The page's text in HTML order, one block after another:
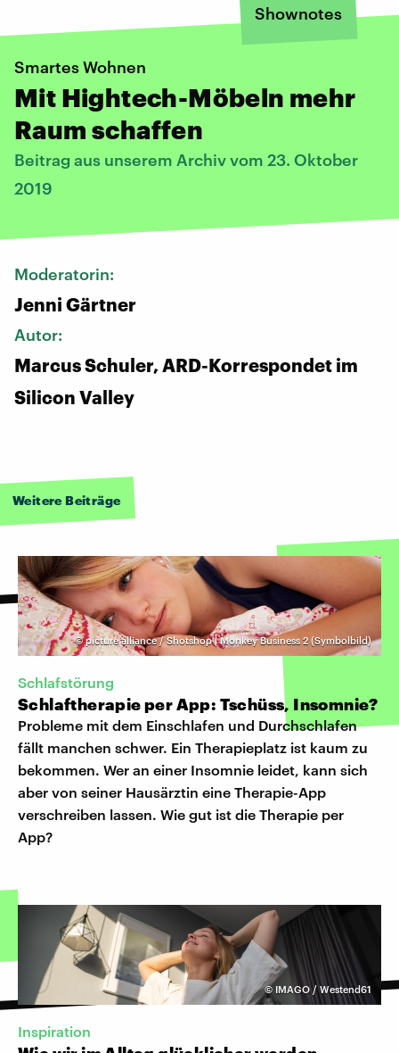
Shownotes
Smartes Wohnen
Mit Hightech-Möbeln mehr
Raum schaffen
Beitrag aus unserem Archiv vom 23. Oktober
2019
Moderatorin:
Jenni Gärtner
Autor:
Marcus Schuler, ARD-Korrespondet im
Silicon Valley
Weitere Beiträge
©picture alliance / Shotshop | Monkey Business 2 (Symbolbild)
Schlafstörung
Schlaftherapie per App: Tschüss, Insomnie?
Probleme mit dem Einschlafen und Durchschlafen
fällt manchen schwer. Ein Therapieplatz ist kaum zu
bekommen. Wer an einer Insomnie leidet, kann sich
aber von seiner Hausärztin eine Therapie-App
verschreiben lassen. Wie gut ist die Therapie per
App?
© IMAGO / Westend61
Inspiration